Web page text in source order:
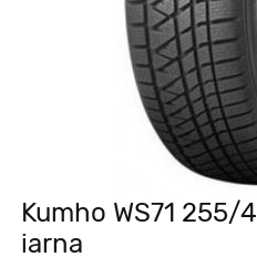
Kumho WS71 255/
iarna